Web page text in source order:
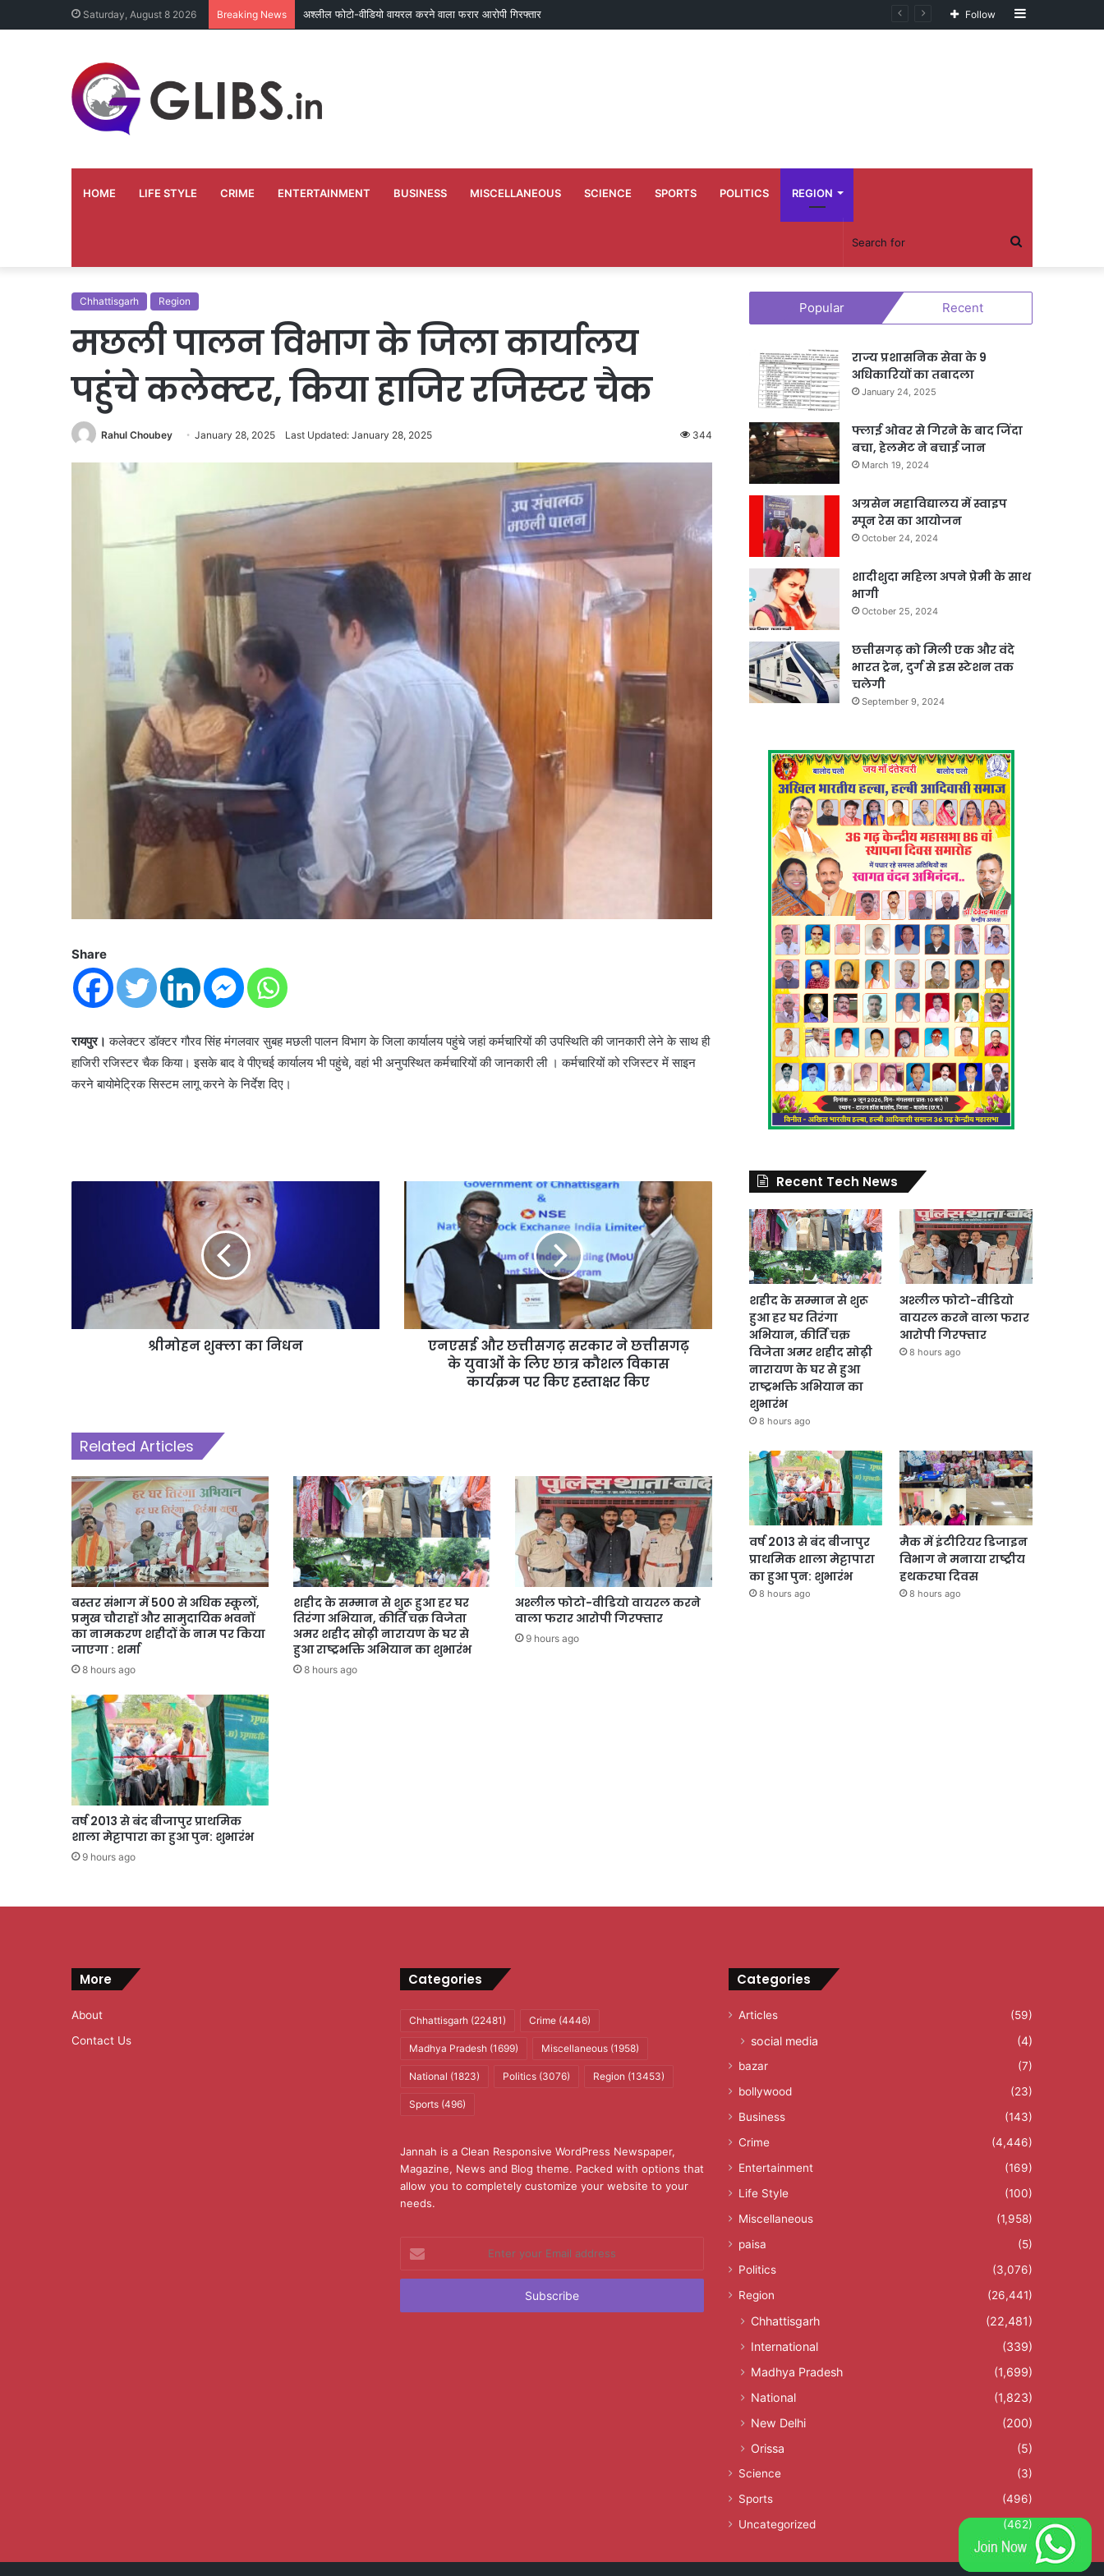
Saturday, August 8 2026 Breaking News अश्लील फोटो-वीडियो वायरल करने वाला फरार आरोपी गिरफ्तार Sidebar
Follow
HOME LIFE STYLE CRIME ENTERTAINMENT BUSINESS MISCELLANEOUS SCIENCE SPORTS POLITICS REGION
Search
for
Chhattisgarh Region
मछली पालन विभाग के जिला कार्यालय
पहुंचे कलेक्टर, किया हाजिर रजिस्टर चैक
Rahul Choubey January 28, 2025 Last Updated: January 28, 2025 344
Share
रायपुर। कलेक्टर डॉक्टर गौरव सिंह मंगलवार सुबह मछली पालन विभाग के जिला कार्यालय पहुंचे जहां कर्मचारियों की उपस्थिति की जानकारी लेने के साथ ही
हाजिरी रजिस्टर चैक किया। इसके बाद वे पीएचई कार्यालय भी पहुंचे, वहां भी अनुपस्थित कर्मचारियों की जानकारी ली । कर्मचारियों को रजिस्टर में साइन
करने बायोमेट्रिक सिस्टम लागू करने के निर्देश दिए।
श्रीमोहन शुक्ला का निधन
एनएसई और छत्तीसगढ़ सरकार ने छत्तीसगढ़
के युवाओं के लिए छात्र कौशल विकास
कार्यक्रम पर किए हस्ताक्षर किए
Related Articles
बस्तर संभाग में 500 से अधिक स्कूलों,
प्रमुख चौराहों और सामुदायिक भवनों
का नामकरण शहीदों के नाम पर किया
जाएगा : शर्मा
8 hours ago
शहीद के सम्मान से शुरू हुआ हर घर
तिरंगा अभियान, कीर्ति चक्र विजेता
अमर शहीद सोढ़ी नारायण के घर से
हुआ राष्ट्रभक्ति अभियान का शुभारंभ
8 hours ago
अश्लील फोटो-वीडियो वायरल करने
वाला फरार आरोपी गिरफ्तार
9 hours ago
वर्ष 2013 से बंद बीजापुर प्राथमिक
शाला मेट्टापारा का हुआ पुन: शुभारंभ
9 hours ago
Popular Recent
राज्य प्रशासनिक सेवा के 9
अधिकारियों का तबादला
January 24, 2025
फ्लाई ओवर से गिरने के बाद जिंदा
बचा, हेलमेट ने बचाई जान
March 19, 2024
अग्रसेन महाविद्यालय में स्वाइप
स्पून रेस का आयोजन
October 24, 2024
शादीशुदा महिला अपने प्रेमी के साथ
भागी
October 25, 2024
छत्तीसगढ़ को मिली एक और वंदे
भारत ट्रेन, दुर्ग से इस स्टेशन तक
चलेगी
September 9, 2024
Recent Tech News
शहीद के सम्मान से शुरू
हुआ हर घर तिरंगा
अभियान, कीर्ति चक्र
विजेता अमर शहीद सोढ़ी
नारायण के घर से हुआ
राष्ट्रभक्ति अभियान का
शुभारंभ
8 hours ago
अश्लील फोटो-वीडियो
वायरल करने वाला फरार
आरोपी गिरफ्तार
8 hours ago
वर्ष 2013 से बंद बीजापुर
प्राथमिक शाला मेट्टापारा
का हुआ पुन: शुभारंभ
8 hours ago
मैक में इंटीरियर डिजाइन
विभाग ने मनाया राष्ट्रीय
हथकरघा दिवस
8 hours ago
More
About
Contact Us
Categories
Chhattisgarh(22481) Crime(4446)
Madhya Pradesh(1699) Miscellaneous(1958)
National (1823) Politics(3076) Region (13453)
Sports(496)
Jannah is a Clean Responsive WordPress Newspaper,
Magazine, News and Blog theme. Packed with options that
allow you to completely customize your website to your
needs.
your
Email
Categories
Articles (59)
social media (4)
bazar
(7)
bollywood
(23)
Business
(143)
Crime
(4,446)
Entertainment
(169)
Life Style
(100)
Miscellaneous
(1,958)
paisa
(5)
Politics
(3,076)
Region
(26,441)
Chhattisgarh
(22,481)
International
(339)
Madhya Pradesh
(1,699)
National
(1,823)
New Delhi
(200)
Orissa
(5)
Science
(3)
Sports
(496)
Uncategorized
(462)